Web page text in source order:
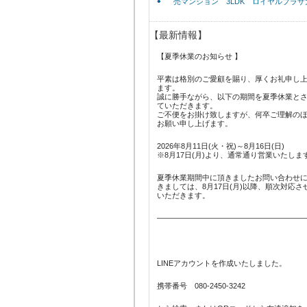
【最新情報】
【夏季休業のお知らせ 】
平素は格別のご愛顧を賜り、厚くお礼申し
ます。
誠に勝手ながら、以下の期間を夏季休業と
ていただきます。
ご不便をお掛け致しますが、何卒ご理解の
お願い申し上げます。
2026年8月11日(火・祝)～8月16日(日)
※8月17日(月)より、通常通り営業いたしま
夏季休業期間中に頂きましたお問い合わせ
きましては、8月17日(月)以降、順次対応さ
いただきます。
————————————————————
LINEアカウントを作成いたしました。
携帯番号 080-2450-3242